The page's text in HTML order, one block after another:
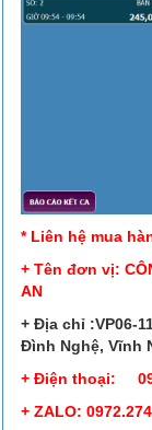
* Liên hệ mua
+ Tên đơn vị:
AN
+ Địa chỉ :VP06-
Đình Nghệ, Vĩnh
+ Điện thoại:
+ ZALO: